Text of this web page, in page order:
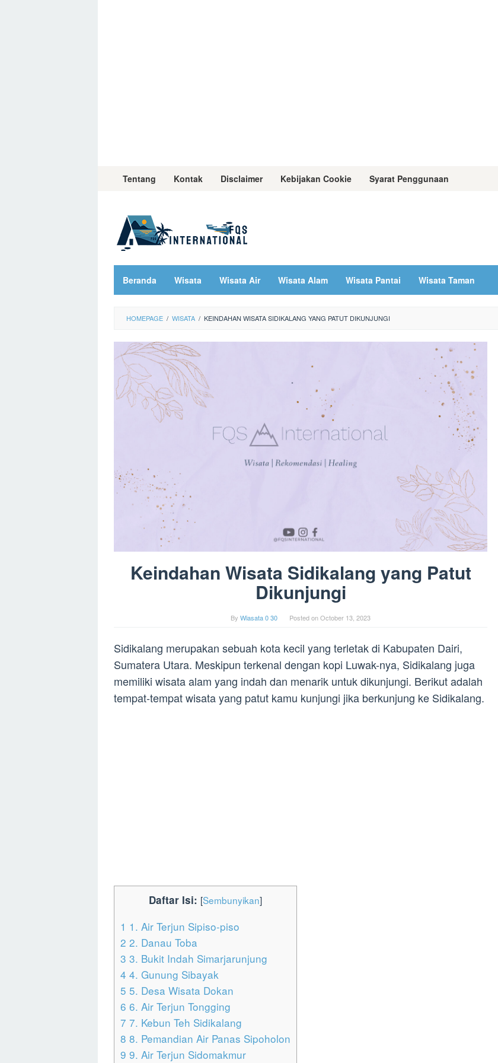
Tentang Kontak Disclaimer Kebijakan Cookie Syarat Penggunaan
Beranda Wisata Wisata Air Wisata Alam Wisata Pantai Wisata Taman
HOMEPAGE / WISATA / KEINDAHAN WISATA SIDIKALANG YANG PATUT DIKUNJUNGI
Keindahan Wisata Sidikalang yang Patut
Dikunjungi
By Wiasata 0 30 Posted onOctober 13, 2023
Sidikalang merupakan sebuah kota kecil yang terletak di Kabupaten Dairi,
Sumatera Utara. Meskipun terkenal dengan kopi Luwak-nya, Sidikalang juga
memiliki wisata alam yang indah dan menarik untuk dikunjungi. Berikut adalah
tempat-tempat wisata yang patut kamu kunjungi jika berkunjung ke Sidikalang.
Daftar Isi: [Sembunyikan]
1 1. Air Terjun Sipiso-piso
2 2. Danau Toba
3 3. Bukit Indah Simarjarunjung
4 4. Gunung Sibayak
5 5. Desa Wisata Dokan
6 6. Air Terjun Tongging
7 7. Kebun Teh Sidikalang
8 8. Pemandian Air Panas Sipoholon
9 9. Air Terjun Sidomakmur